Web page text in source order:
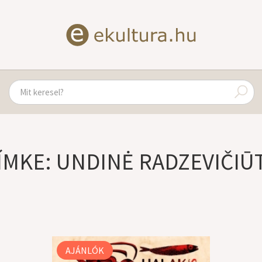
UNDINĖ
AJÁNLÓK